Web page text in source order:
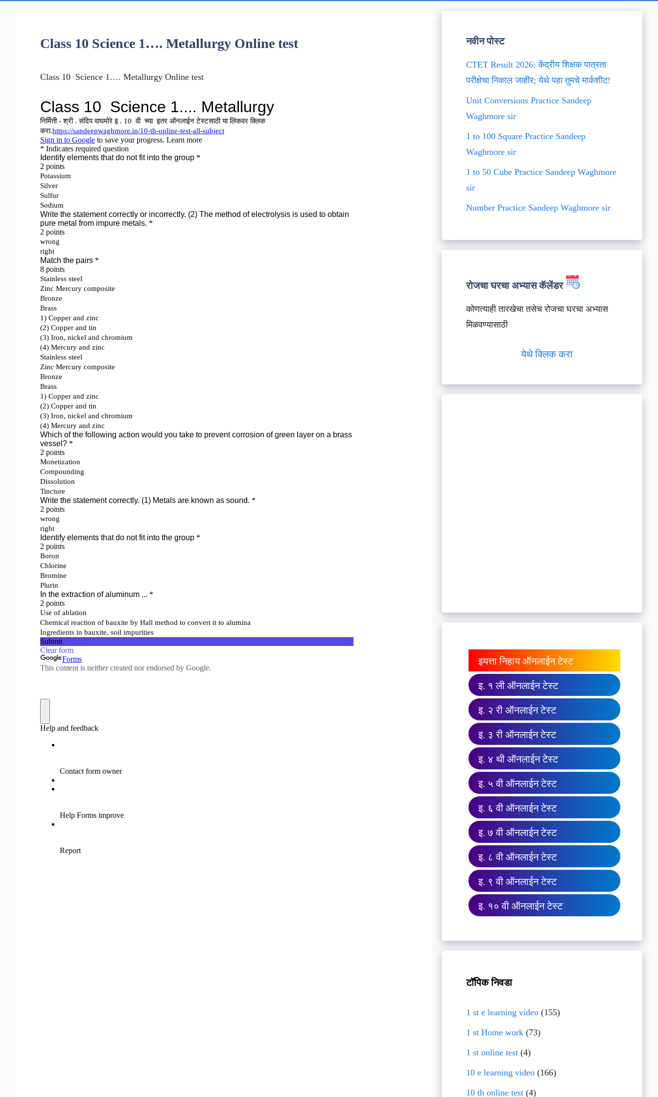
Class 10 Science 1…. Metallurgy Online test
Class 10 Science 1…. Metallurgy Online test
नवीन पोस्ट
CTET Result 2026: केंद्रीय शिक्षक पात्रता
परीक्षेचा निकाल जाहीर; येथे पहा तुमचे मार्कशीट!
Unit Conversions Practice Sandeep
Waghmore sir
1 to 100 Square Practice Sandeep
Waghmore sir
1 to 50 Cube Practice Sandeep Waghmore
sir
Number Practice Sandeep Waghmore sir
रोजचा घरचा अभ्यास कॅलेंडर
कोणत्याही तारखेचा तसेच रोजचा घरचा अभ्यास
मिळवण्यासाठी
येथे क्लिक करा
इयत्ता निहाय ऑनलाईन टेस्ट
इ. १ ली ऑनलाईन टेस्ट
इ. २ री ऑनलाईन टेस्ट
इ. ३ री ऑनलाईन टेस्ट
इ. ४ थी ऑनलाईन टेस्ट
इ. ५ वी ऑनलाईन टेस्ट
इ. ६ वी ऑनलाईन टेस्ट
इ. ७ वी ऑनलाईन टेस्ट
इ. ८ वी ऑनलाईन टेस्ट
इ. ९ वी ऑनलाईन टेस्ट
इ. १० वी ऑनलाईन टेस्ट
टॉपिक निवडा
1 st e learning video(155)
1 st Home work(73)
1 st online test(4)
10 e learning video(166)
10 th online test(4)